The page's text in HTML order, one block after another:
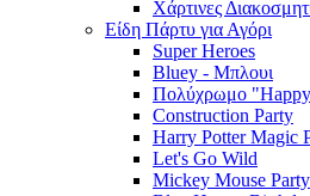
Χάρτινες
Είδη Πάρτυ για Αγόρι
Super Heroes
Bluey - Μπλουι
Πολύχρωμο
Construction Party
Harry Potter Magic
Let's Go Wild
Mickey Mouse Party